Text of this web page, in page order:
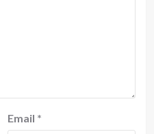
Email *